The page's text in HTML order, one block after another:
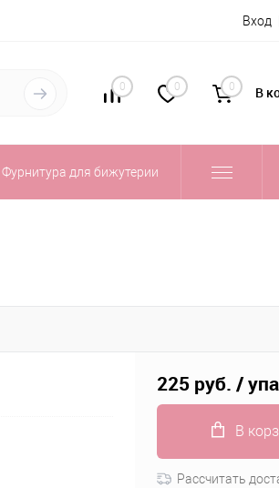
Вход
0 0 0 В
Фурнитура для бижутерии
225 руб. /
В
Рассчитать